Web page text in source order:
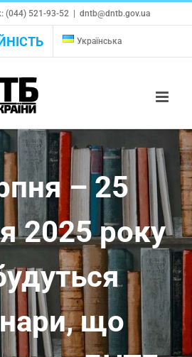
(044) 521-93-52 dntb@dntb.gov.ua
Українська
– 25
2025 року
що